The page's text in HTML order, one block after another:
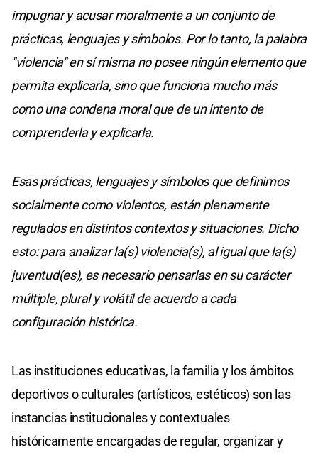
impugnar y acusar moralmente a un conjunto de
prácticas, lenguajes y símbolos. Por lo tanto, la palabra
"violencia" en sí misma no posee ningún elemento que
permita explicarla, sino que funciona mucho más
como una condena moral que de un intento de
comprenderla y explicarla.
Esas prácticas, lenguajes y símbolos que definimos
socialmente como violentos, están plenamente
regulados en distintos contextos y situaciones. Dicho
esto: para analizar la(s) violencia(s), al igual que la(s)
juventud(es), es necesario pensarlas en su carácter
múltiple, plural y volátil de acuerdo a cada
configuración histórica.
Las instituciones educativas, la familia y los ámbitos
deportivos o culturales (artísticos, estéticos) son las
instancias institucionales y contextuales
históricamente encargadas de regular, organizar y